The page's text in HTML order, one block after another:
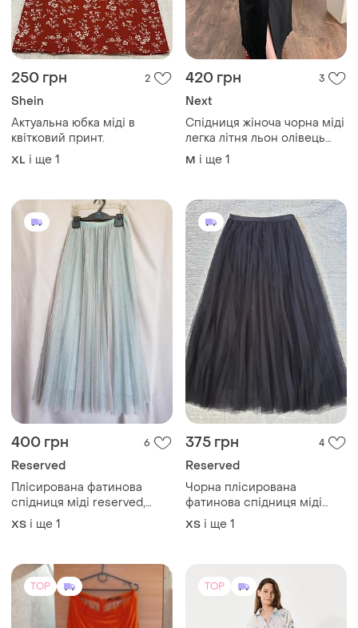
250 грн 2
Shein
Актуальна юбка міді в
квітковий принт.
XL і ще 1
420 грн 3
Next
Спідниця жіноча чорна міді
легка літня льон олівець
юбка
M і ще 1
400 грн 6
Reserved
Плісирована фатинова
спідниця міді reserved,
розмір 34 (xs)
ХS і ще 1
375 грн 4
Reserved
Чорна плісирована
фатинова спідниця міді
reserved, розмір 34 (xs)
ХS і ще 1
TOP TOP